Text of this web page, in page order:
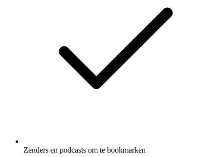
Zenders en podcasts om te bookmarken